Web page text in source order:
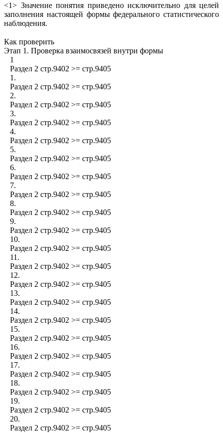
<1> Значение понятия приведено исключительно для целей
заполнения настоящей формы федерального статистического
наблюдения.
Как проверить
Этап 1. Проверка взаимосвязей внутри формы
1
Раздел 2 стр.9402 >= стр.9405
1.
Раздел 2 стр.9402 >= стр.9405
2.
Раздел 2 стр.9402 >= стр.9405
3.
Раздел 2 стр.9402 >= стр.9405
4.
Раздел 2 стр.9402 >= стр.9405
5.
Раздел 2 стр.9402 >= стр.9405
6.
Раздел 2 стр.9402 >= стр.9405
7.
Раздел 2 стр.9402 >= стр.9405
8.
Раздел 2 стр.9402 >= стр.9405
9.
Раздел 2 стр.9402 >= стр.9405
10.
Раздел 2 стр.9402 >= стр.9405
11.
Раздел 2 стр.9402 >= стр.9405
12.
Раздел 2 стр.9402 >= стр.9405
13.
Раздел 2 стр.9402 >= стр.9405
14.
Раздел 2 стр.9402 >= стр.9405
15.
Раздел 2 стр.9402 >= стр.9405
16.
Раздел 2 стр.9402 >= стр.9405
17.
Раздел 2 стр.9402 >= стр.9405
18.
Раздел 2 стр.9402 >= стр.9405
19.
Раздел 2 стр.9402 >= стр.9405
20.
Раздел 2 стр.9402 >= стр.9405